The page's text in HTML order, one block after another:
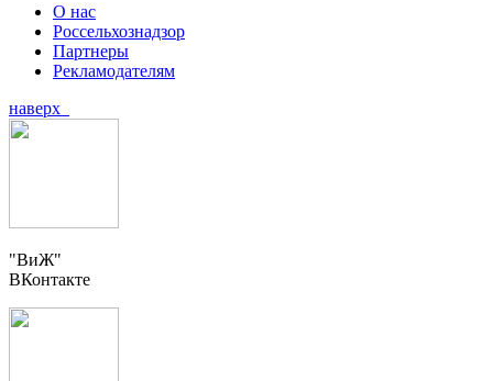
О нас
Россельхознадзор
Партнеры
Рекламодателям
наверх
"ВиЖ"
ВКонтакте